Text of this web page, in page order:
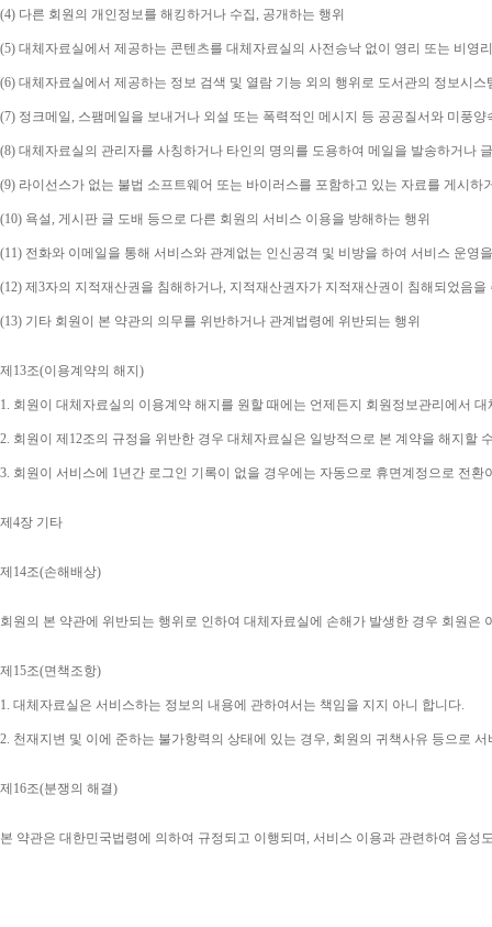
(4) 다른 회원의 개인정보를 해킹하거나 수집, 공개하는 행위
(5) 대체자료실에서 제공하는 콘텐츠를 대체자료실의 사전승낙 없이 영리 또는 비영
(6) 대체자료실에서 제공하는 정보 검색 및 열람 기능 외의 행위로 도서관의 정보시스
(7) 정크메일 , 스팸메일을 보내거나 외설 또는 폭력적인 메시지 등 공공질서와 미풍
(8) 대체자료실의 관리자를 사칭하거나 타인의 명의를 도용하여 메일을 발송하거나
(9) 라이선스가 없는 불법 소프트웨어 또는 바이러스를 포함하고 있는 자료를 게시하
(10) 욕설, 게시판 글 도배 등으로 다른 회원의 서비스 이용을 방해하는 행위
(11) 전화와 이메일을 통해 서비스와 관계없는 인신공격 및 비방을 하여 서비스 운영
(12) 제 3자의 지적재산권을 침해하거나, 지적재산권자가 지적재산권이 침해되었음을
(13) 기타 회원이 본 약관의 의무를 위반하거나 관계법령에 위반되는 행위
제 13조(이용계약의 해지 )
1. 회원이 대체자료실의 이용계약 해지를 원할 때에는 언제든지 회원정보관리에서
2. 회원이 제 12조의 규정을 위반한 경우 대체자료실은 일방적으로 본 계약을 해지할
3. 회원이 서비스에 1년간 로그인 기록이 없을 경우에는 자동으로 휴면계정으로 전환
제 4장 기타
제 14조(손해배상)
회원의 본 약관에 위반되는 행위로 인하여 대체자료실에 손해가 발생한 경우 회원은
제 15조(면책조항)
1. 대체자료실은 서비스하는 정보의 내용에 관하여서는 책임을 지지 아니 합니다.
2. 천재지변 및 이에 준하는 불가항력의 상태에 있는 경우, 회원의 귀책사유 등으로
제 16조(분쟁의 해결)
본 약관은 대한민국법령에 의하여 규정되고 이행되며, 서비스 이용과 관련하여 음성